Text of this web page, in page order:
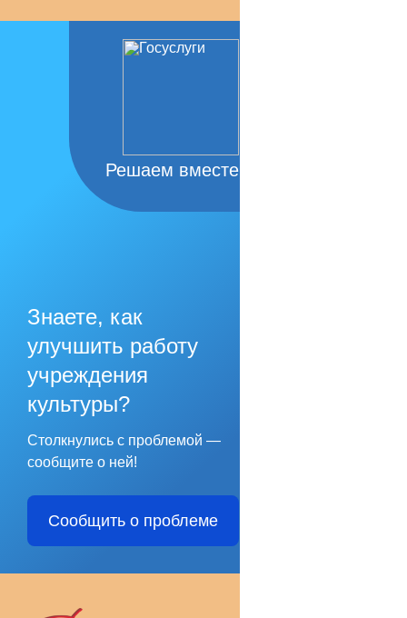
Решаем вместе
Знаете, как
улучшить работу
учреждения
культуры?
Столкнулись с проблемой —
сообщите о ней!
Сообщить о проблеме